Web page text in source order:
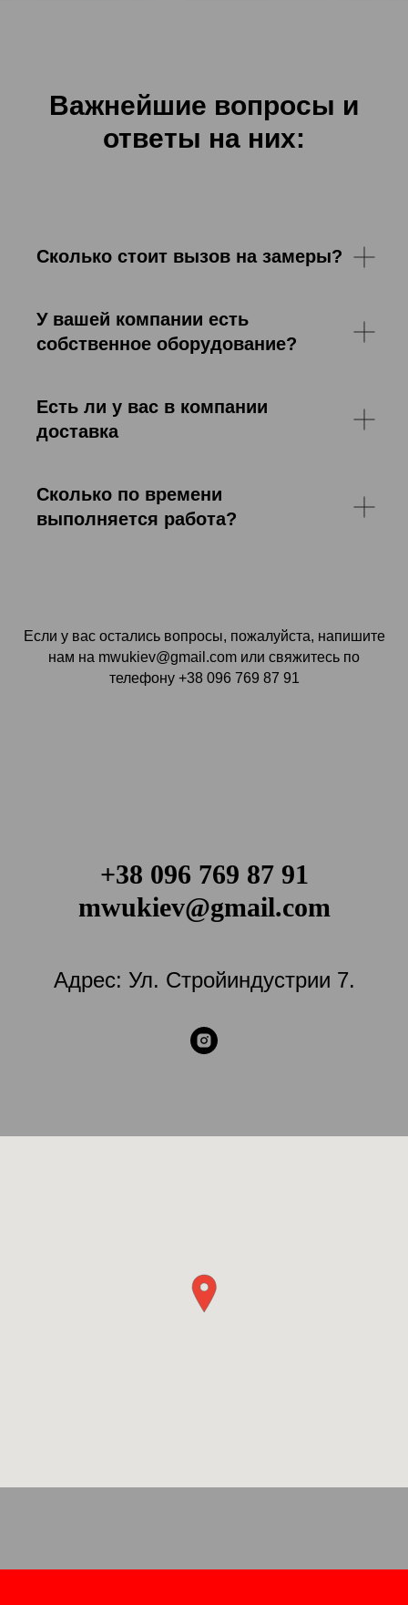
Важнейшие вопросы и
ответы на них:
Сколько стоит вызов на замеры?
У вашей компании есть
собственное оборудование?
Есть ли у вас в компании
доставка
Сколько по времени
выполняется работа?
Если у вас остались вопросы, пожалуйста, напишите
нам на mwukiev@gmail.com или свяжитесь по
телефону +38 096 769 87 91
+38 096 769 87 91
mwukiev@gmail.com
Адрес: Ул. Стройиндустрии 7.